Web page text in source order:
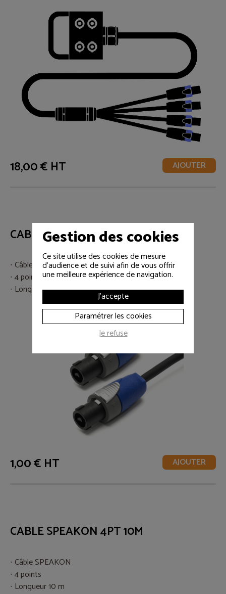
18,00 € HT AJOUTER
CABLE SPEAKON 4PT 5M
Câble SPEAKON
4 points
Longueur 5 m
1,00 € HT AJOUTER
CABLE SPEAKON 4PT 10M
Câble SPEAKON
4 points
Longueur 10 m
Gestion des cookies
Ce site utilise des cookies de mesure
d'audience et de suivi afin de vous offrir
une meilleure expérience de navigation.
J'accepte
Paramétrer les cookies
Je refuse